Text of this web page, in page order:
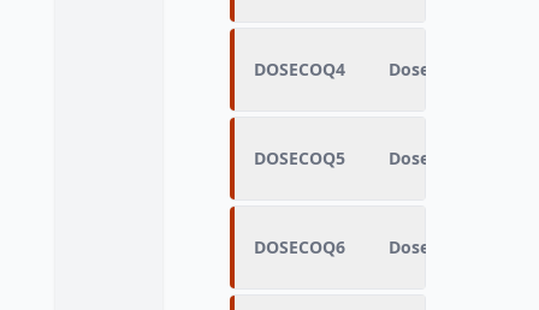
DOSECOQ4 Dose du 4ème
DOSECOQ5 Dose du 5ème
DOSECOQ6 Dose du 6ème